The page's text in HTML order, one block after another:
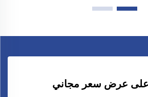
عرض سعر مجاني